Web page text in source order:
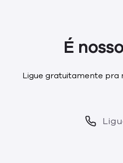
É
Ligue gratuitamente pra